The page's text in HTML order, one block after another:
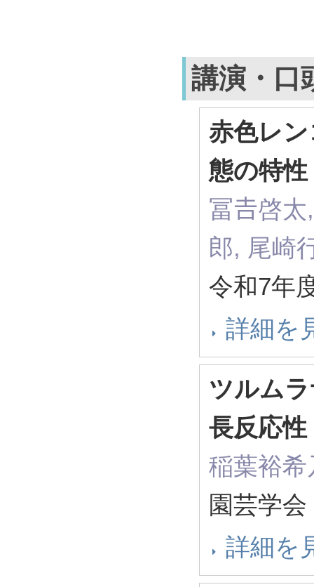
講演・口
赤色レン
態の特性
冨𠮷啓
郎, 尾崎
令和7年
詳細を
ツルム
長反応性
稲葉裕
園芸学
詳細を